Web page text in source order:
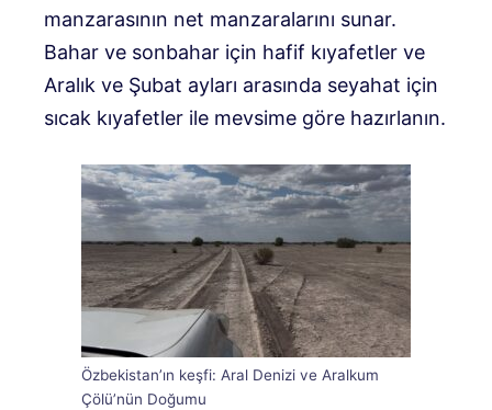
manzarasının net manzaralarını sunar.
Bahar ve sonbahar için hafif kıyafetler ve
Aralık ve Şubat ayları arasında seyahat için
sıcak kıyafetler ile mevsime göre hazırlanın.
Özbekistan’ın keşfi: Aral Denizi ve Aralkum
Çölü’nün Doğumu